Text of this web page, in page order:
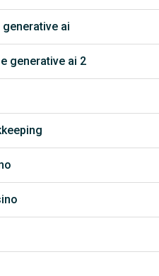
generative ai
generative ai 2